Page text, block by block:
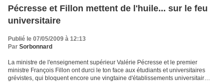
Pécresse et Fillon mettent de l'huile... sur le feu
universitaire
Publié le 07/05/2009 à 12:13
Par Sorbonnard
La ministre de l'enseignement supérieur Valérie Pécresse et le premier
ministre François Fillon ont durci le ton face aux étudiants et universitaires
grévistes, qui bloquent encore une vingtaine d'établissements universitaires